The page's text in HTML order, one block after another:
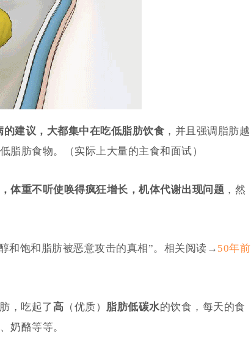
的建议，大都集中在吃低脂肪饮食 ，并且强调脂肪越
脂肪食物。（实际上大量的主食和面试）
体重不听使唤得疯狂增长，机体代谢出现问题 ，然
和饱和脂肪被恶意攻击的真相”。相关阅读→ 50年前
，吃起了高 （优质） 脂肪低碳水的饮食，每天的食
奶酪等等。